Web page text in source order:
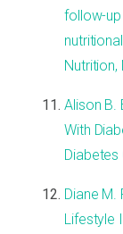
follow-
Nutrition,
Alison B.
With
Diabetes
Diane M.
Lifestyle